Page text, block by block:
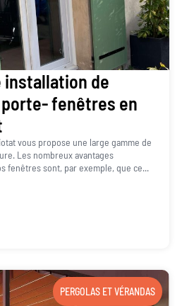
installation de
fenêtres en
vous propose une large gamme de
Les nombreux avantages
fenêtres sont, par exemple, que ce...
PERGOLAS ET VÉRANDAS